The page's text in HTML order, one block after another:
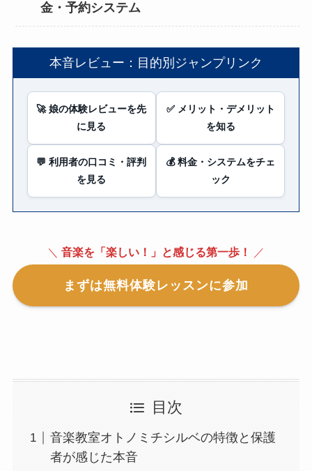
金・予約システム
本音レビュー：目的別ジャンプリンク
🚀 娘の体験レビューを先
に見る
✅ メリット・デメリット
を知る
💬 利用者の口コミ・評判
を見る
💰 料金・システムをチェ
ック
＼ 音楽を「楽しい！」と感じる第一歩！ ／
まずは無料体験レッスンに参加
目次
音楽教室オトノミチシルベの特徴と保護
者が感じた本音